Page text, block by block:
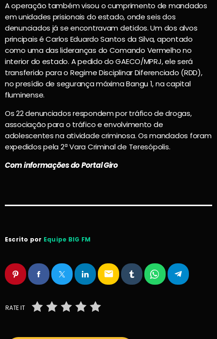
A operação também visou o cumprimento de mandados
em unidades prisionais do estado, onde seis dos
denunciados já se encontravam detidos. Um dos alvos
principais é Carlos Eduardo Santos da Silva, apontado
como uma das lideranças do Comando Vermelho no
interior do estado. A pedido do GAECO/MPRJ, ele será
transferido para o Regime Disciplinar Diferenciado (RDD),
no presídio de segurança máxima Bangu 1, na capital
fluminense.
Os 22 denunciados respondem por tráfico de drogas,
associação para o tráfico e envolvimento de
adolescentes na atividade criminosa. Os mandados foram
expedidos pela 2ª Vara Criminal de Teresópolis.
Com informações do Portal Giro
Escrito por Equipe BIG FM
email
RATE IT